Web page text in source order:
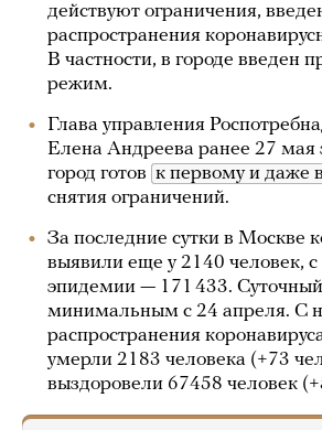
действуют ограничения,
распространения
В частности, в городе введен
режим.
Глава управления
Елена Андреева ранее 27 мая
город готов к первому и даже
снятия ограничений.
За последние сутки в Москве
выявили еще у 2140 человек, с
эпидемии — 171 433. Суточный
минимальным с 24 апреля. С
распространения
умерли 2183 человека (+73
выздоровели 67458 человек